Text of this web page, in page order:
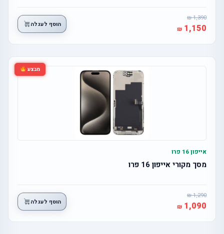
1,390
1,150 הוסף לעגלה
מבצע
אייפון 16 פרו
מסך מקורי אייפון 16 פרו
1,290
1,090 הוסף לעגלה